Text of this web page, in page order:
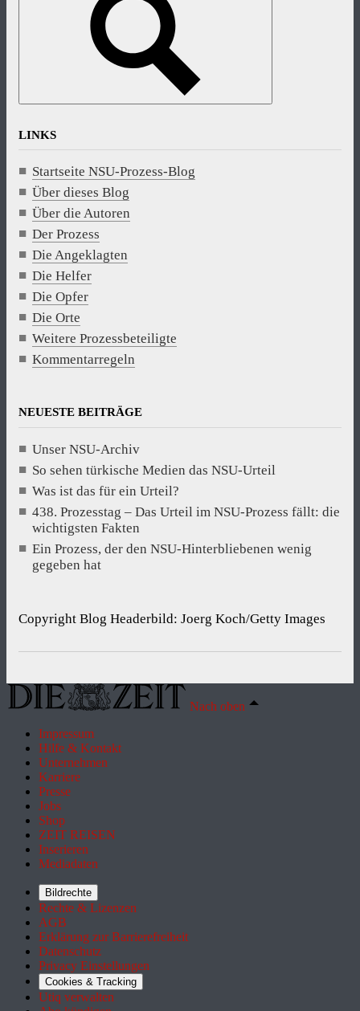
LINKS
Startseite NSU-Prozess-Blog
Über dieses Blog
Über die Autoren
Der Prozess
Die Angeklagten
Die Helfer
Die Opfer
Die Orte
Weitere Prozessbeteiligte
Kommentarregeln
NEUESTE BEITRÄGE
Unser NSU-Archiv
So sehen türkische Medien das NSU-Urteil
Was ist das für ein Urteil?
438. Prozesstag – Das Urteil im NSU-Prozess fällt: die
wichtigsten Fakten
Ein Prozess, der den NSU-Hinterbliebenen wenig
gegeben hat
Copyright Blog Headerbild: Joerg Koch/Getty Images
Nach oben
Impressum
Hilfe & Kontakt
Unternehmen
Karriere
Presse
Jobs
Shop
ZEIT REISEN
Inserieren
Mediadaten
Bildrechte
Rechte & Lizenzen
AGB
Erklärung zur Barrierefreiheit
Datenschutz
Privacy Einstellungen
Cookies & Tracking
Utiq verwalten